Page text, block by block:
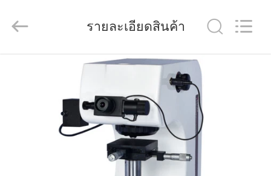
Control
Technology
All
รายละเอียดสินค้า